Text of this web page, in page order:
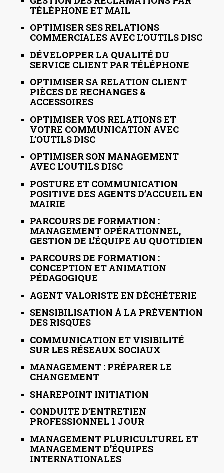
TÉLÉPHONE ET MAIL
OPTIMISER SES RELATIONS
COMMERCIALES AVEC L’OUTILS DISC
DÉVELOPPER LA QUALITÉ DU
SERVICE CLIENT PAR TÉLÉPHONE
OPTIMISER SA RELATION CLIENT
PIÈCES DE RECHANGES &
ACCESSOIRES
OPTIMISER VOS RELATIONS ET
VOTRE COMMUNICATION AVEC
L’OUTILS DISC
OPTIMISER SON MANAGEMENT
AVEC L’OUTILS DISC
POSTURE ET COMMUNICATION
POSITIVE DES AGENTS D’ACCUEIL EN
MAIRIE
PARCOURS DE FORMATION :
MANAGEMENT OPÉRATIONNEL,
GESTION DE L’ÉQUIPE AU QUOTIDIEN
PARCOURS DE FORMATION :
CONCEPTION ET ANIMATION
PÉDAGOGIQUE
AGENT VALORISTE EN DÉCHÈTERIE
SENSIBILISATION À LA PRÉVENTION
DES RISQUES
COMMUNICATION ET VISIBILITÉ
SUR LES RÉSEAUX SOCIAUX
MANAGEMENT : PRÉPARER LE
CHANGEMENT
SHAREPOINT INITIATION
CONDUITE D’ENTRETIEN
PROFESSIONNEL 1 JOUR
MANAGEMENT PLURICULTUREL ET
MANAGEMENT D’ÉQUIPES
INTERNATIONALES